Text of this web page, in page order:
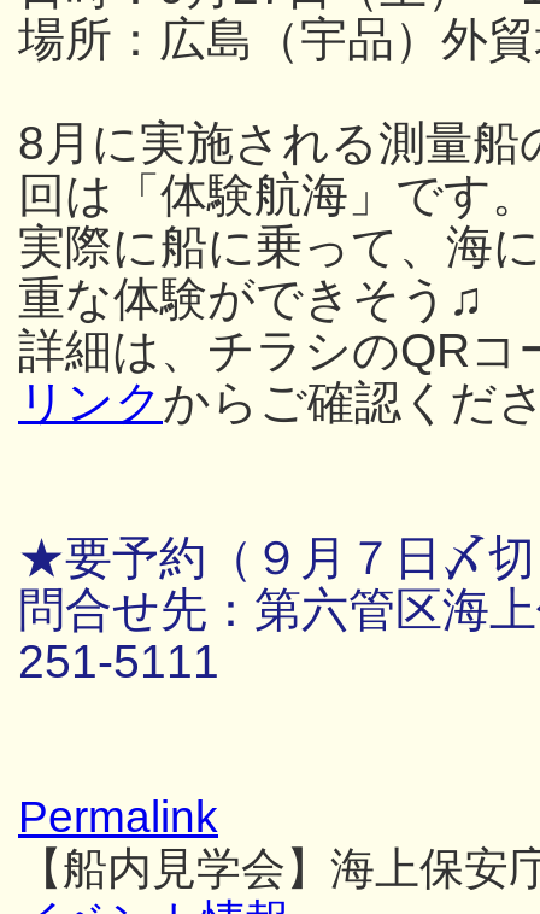
場所：広島（宇品）外
8月に実施される測量
回は「体験航海」です。
実際に船に乗って、海
重な体験ができそう♫
詳細は、チラシのQRコ
リンクからご確認くだ
★要予約（９月７日〆
問合せ先：第六管区海
251-5111
Permalink
【船内見学会】海上保